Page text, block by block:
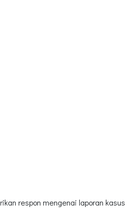
respon mengenai laporan kasus